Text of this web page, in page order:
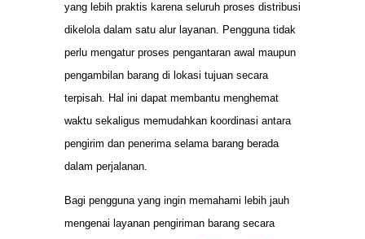
yang lebih praktis karena seluruh proses distribusi
dikelola dalam satu alur layanan. Pengguna tidak
perlu mengatur proses pengantaran awal maupun
pengambilan barang di lokasi tujuan secara
terpisah. Hal ini dapat membantu menghemat
waktu sekaligus memudahkan koordinasi antara
pengirim dan penerima selama barang berada
dalam perjalanan.
Bagi pengguna yang ingin memahami lebih jauh
mengenai layanan pengiriman barang secara